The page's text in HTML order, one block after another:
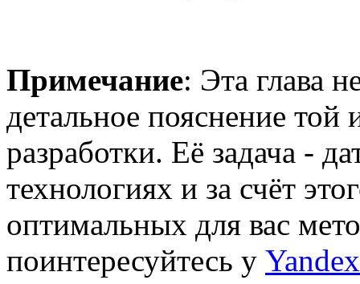
Примечание: Эта глава
детальное пояснение
разработки. Её задача -
технологиях и за счёт
оптимальных для вас
поинтересуйтесь у